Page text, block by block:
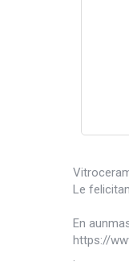
Le
En
https://
.